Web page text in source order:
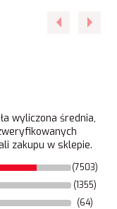
wyliczona średnia,
zakupu w sklepie.
(7503)
(1355)
(64)